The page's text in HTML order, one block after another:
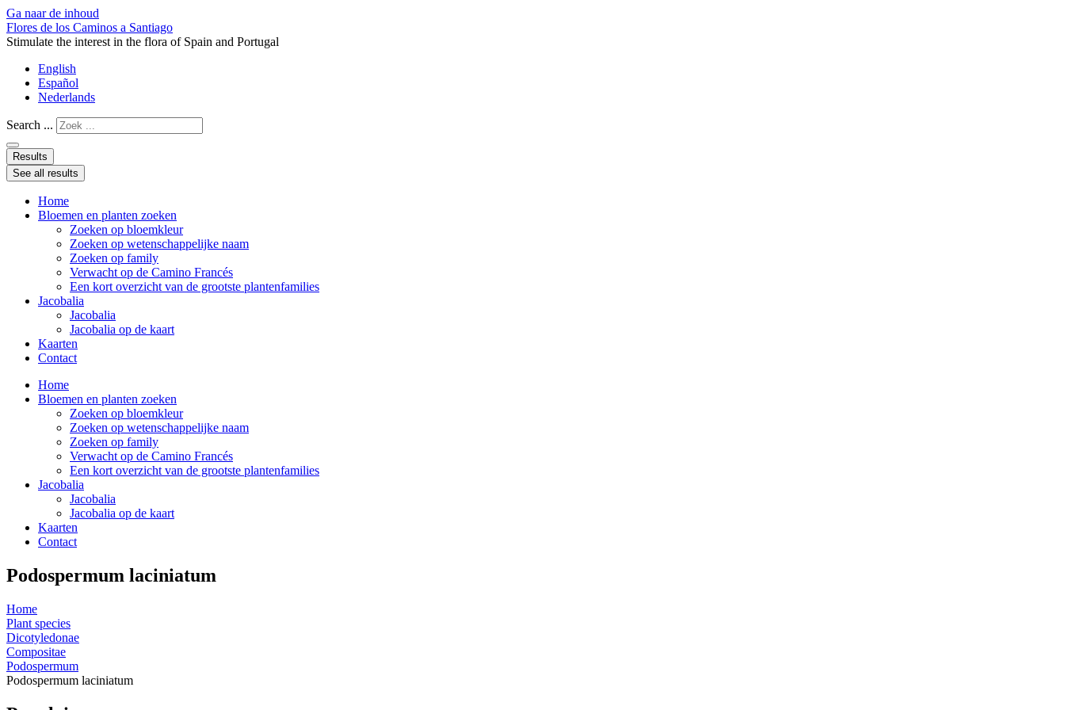
Ga naar de inhoud
Flores de los Caminos a Santiago
Stimulate the interest in the flora of Spain and Portugal
English
Español
Nederlands
Search ...
Results
See all results
Home
Bloemen en planten zoeken
Zoeken op bloemkleur
Zoeken op wetenschappelijke naam
Zoeken op family
Verwacht op de Camino Francés
Een kort overzicht van de grootste plantenfamilies
Jacobalia
Jacobalia
Jacobalia op de kaart
Kaarten
Contact
Home
Bloemen en planten zoeken
Zoeken op bloemkleur
Zoeken op wetenschappelijke naam
Zoeken op family
Verwacht op de Camino Francés
Een kort overzicht van de grootste plantenfamilies
Jacobalia
Jacobalia
Jacobalia op de kaart
Kaarten
Contact
Podospermum laciniatum
Home
Plant species
Dicotyledonae
Compositae
Podospermum
Podospermum laciniatum